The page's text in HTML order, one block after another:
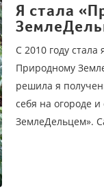
Я стала
С 2010 году
Природному
решила я
себя на огороде
ЗемлеДельцем».